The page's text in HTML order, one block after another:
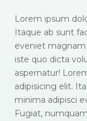
Lorem ipsum
Itaque ab sunt
eveniet
iste quo dicta
aspernatur!
adipisicing elit.
minima adipisci
Fugiat,